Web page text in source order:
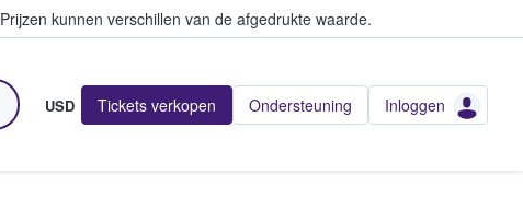
Prijzen kunnen verschillen van de afgedrukte waarde.
USD Tickets verkopen Ondersteuning Inloggen